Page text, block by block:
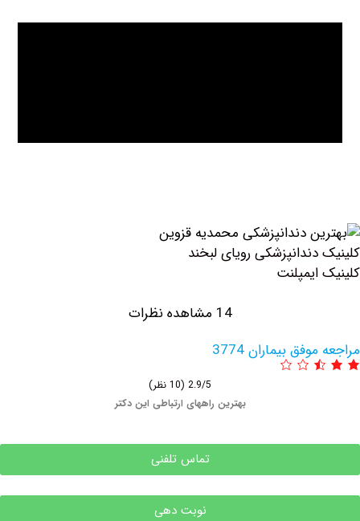
رویای لبخند
بیماران 3774
بهترین راههای ارتباطی این دکتر
تماس تلفنی
نوبت دهی